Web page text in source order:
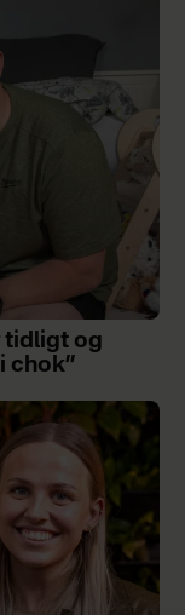
tidligt og
chok”